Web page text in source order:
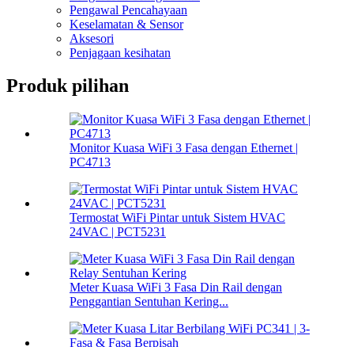
Pengawal Pencahayaan
Keselamatan & Sensor
Aksesori
Penjagaan kesihatan
Produk pilihan
Monitor Kuasa WiFi 3 Fasa dengan Ethernet |
PC4713
Termostat WiFi Pintar untuk Sistem HVAC
24VAC | PCT5231
Meter Kuasa WiFi 3 Fasa Din Rail dengan
Penggantian Sentuhan Kering...